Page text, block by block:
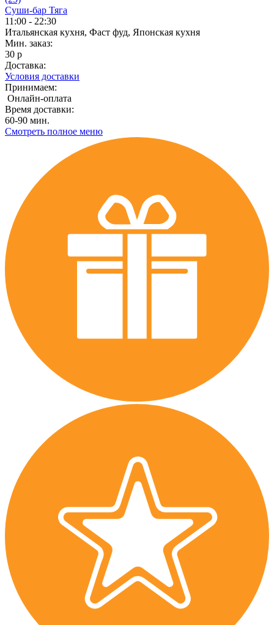
Суши-бар Тяга
11:00 - 22:30
Итальянская кухня, Фаст фуд, Японская кухня
Мин. заказ:
30 р
Доставка:
Условия доставки
Принимаем:
Онлайн-оплата
Время доставки:
60-90 мин.
Смотреть полное меню